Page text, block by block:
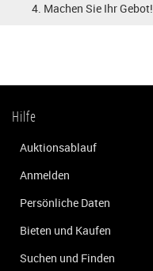
Machen Sie Ihr Gebot!
Hilfe
Auktionsablauf
Anmelden
Persönliche Daten
Bieten und Kaufen
Suchen und Finden